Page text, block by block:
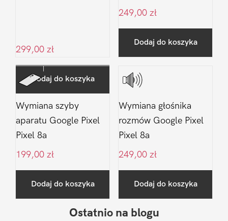
299,00 zł
Dodaj do koszyka
249,00 zł
Dodaj do koszyka
Wymiana szyby
aparatu Google Pixel
Pixel 8a
199,00 zł
Dodaj do koszyka
Wymiana głośnika
rozmów Google Pixel
Pixel 8a
249,00 zł
Dodaj do koszyka
Ostatnio na blogu